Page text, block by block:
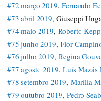
#72 março 2019, Fernando
#73 abril 2019, Giuseppi
#74 maio 2019, Roberto
#75 junho 2019, Flor
#76 julho 2019, Regina
#77 agosto 2019, Luís Mazás
#78 setembro 2019, Marília
#79 outubro 2019, Pedro